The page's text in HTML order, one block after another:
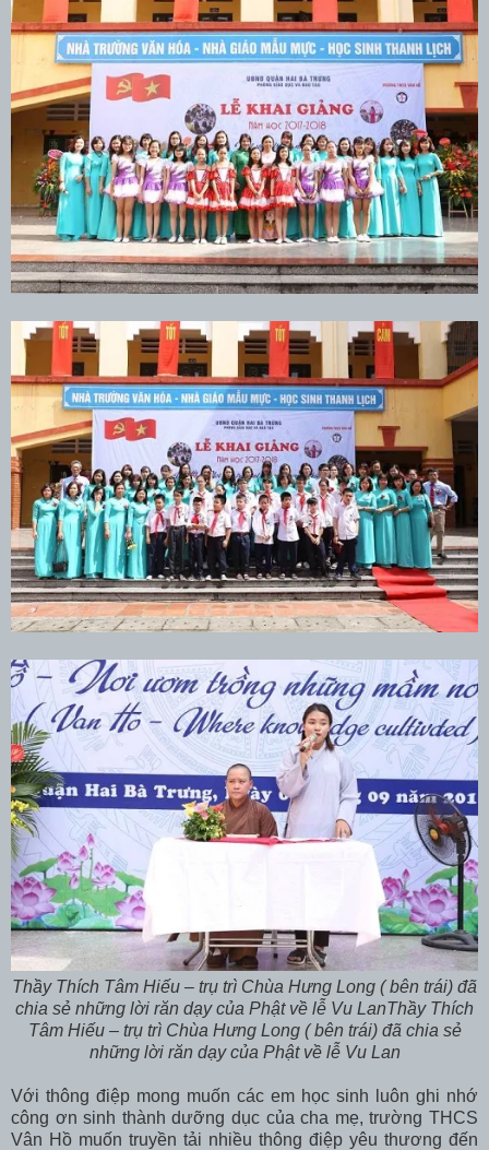
Thầy Thích Tâm Hiếu – trụ trì Chùa Hưng Long ( bên trái) đã
chia sẻ những lời răn dạy của Phật về lễ Vu LanThầy Thích
Tâm Hiếu – trụ trì Chùa Hưng Long ( bên trái) đã chia sẻ
những lời răn dạy của Phật về lễ Vu Lan
Với thông điệp mong muốn các em học sinh luôn ghi nhớ
công ơn sinh thành dưỡng dục của cha mẹ, trường THCS
Vân Hồ muốn truyền tải nhiều thông điệp yêu thương đến